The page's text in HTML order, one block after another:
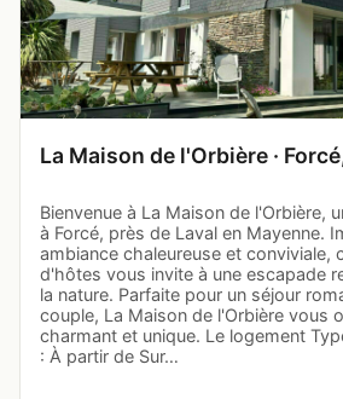
La Maison de l'Orbière ·
Bienvenue à La Maison de l'Orbière,
à Forcé, près de Laval en Mayenne.
ambiance chaleureuse et conviviale,
d'hôtes vous invite à une escapade
la nature. Parfaite pour un séjour
couple, La Maison de l'Orbière vous
charmant et unique. Le logement
: À partir de Sur…